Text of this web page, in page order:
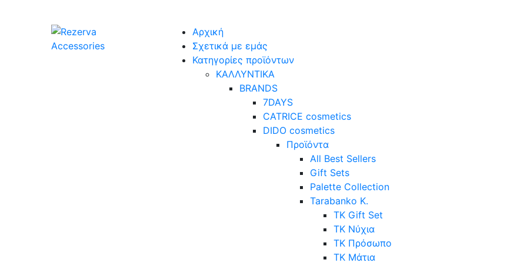
Αρχική
Σχετικά με εμάς
Κατηγορίες προϊόντων
ΚΑΛΛΥΝΤΙΚΑ
BRANDS
7DAYS
CATRICE cosmetics
DIDO cosmetics
Προϊόντα
All Best Sellers
Gift Sets
Palette Collection
Tarabanko K.
TK Gift Set
TK Νύχια
TK Πρόσωπο
ΤΚ Μάτια